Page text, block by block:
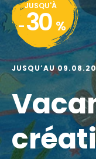
JUSQU'À
- 30 %
JUSQU’AU